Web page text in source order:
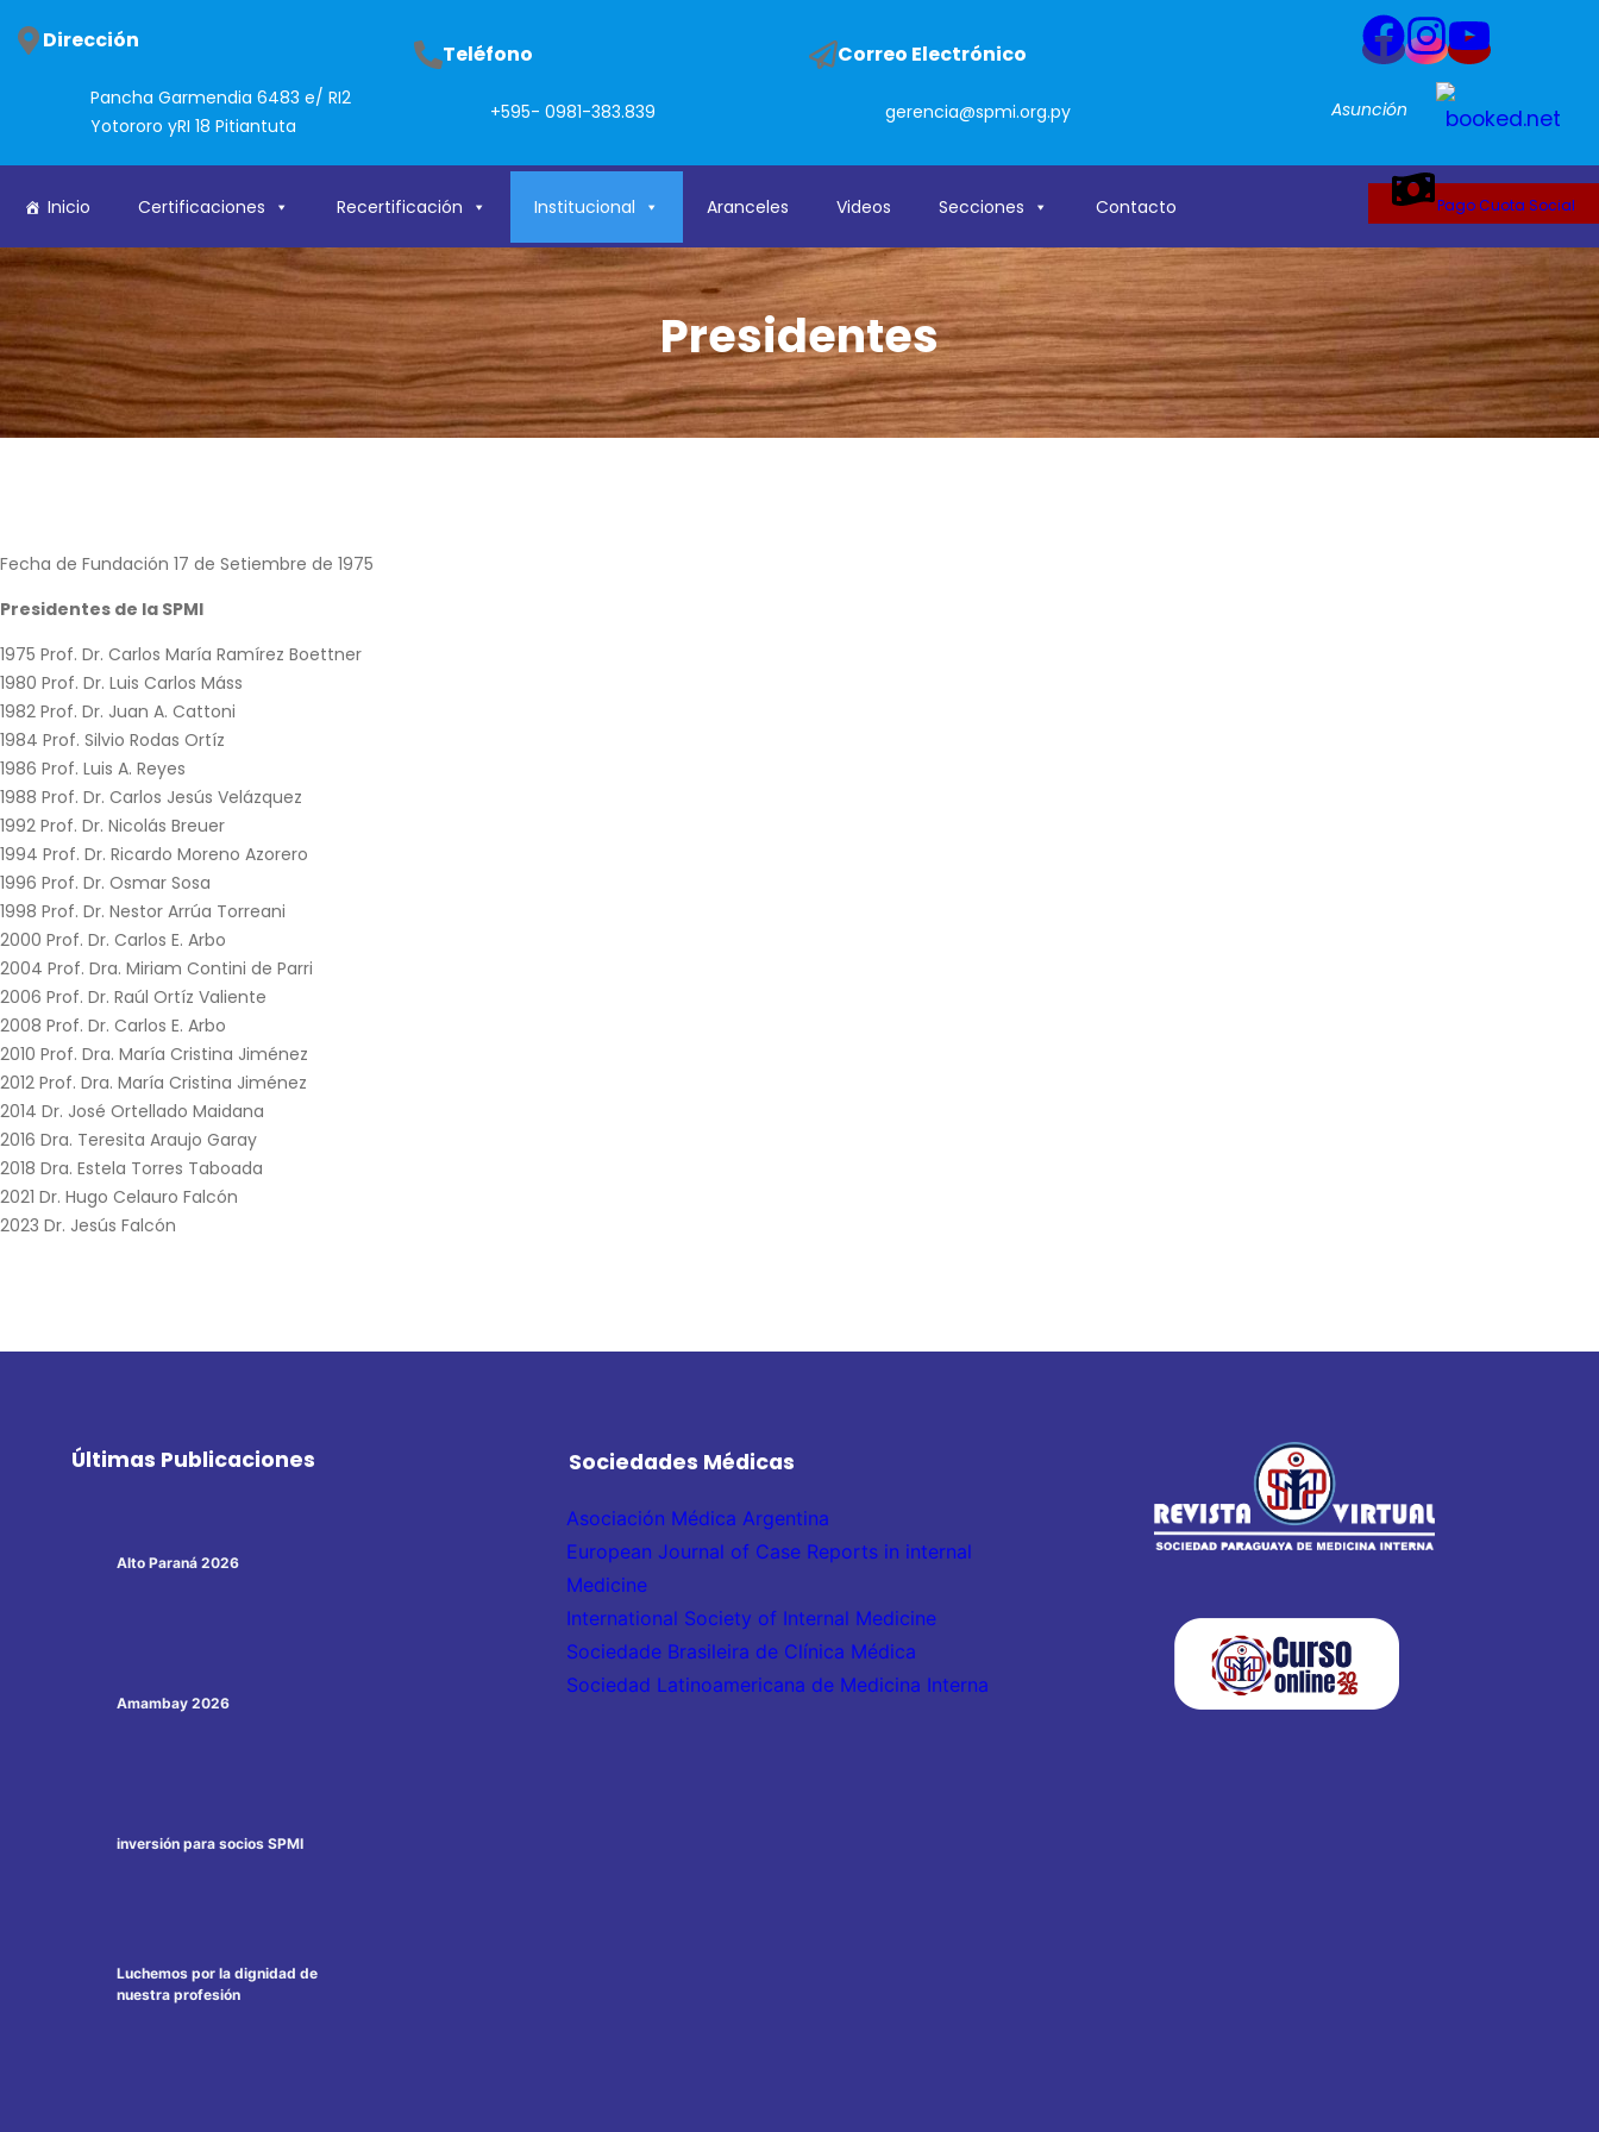
contenido
Dirección
Pancha Garmendia 6483 e/ RI2
Yotororo yRI 18 Pitiantuta
Teléfono
+595- 0981-383.839
Correo Electrónico
gerencia@spmi.org.py Asunción
Inicio Certificaciones Recertificación Institucional Aranceles Videos Secciones Contacto Pago Cuota Social
Presidentes
Fecha de Fundación 17 de Setiembre de 1975
Presidentes de la SPMI
1975 Prof. Dr. Carlos María Ramírez Boettner
1980 Prof. Dr. Luis Carlos Máss
1982 Prof. Dr. Juan A. Cattoni
1984 Prof. Silvio Rodas Ortíz
1986 Prof. Luis A. Reyes
1988 Prof. Dr. Carlos Jesús Velázquez
1992 Prof. Dr. Nicolás Breuer
1994 Prof. Dr. Ricardo Moreno Azorero
1996 Prof. Dr. Osmar Sosa
1998 Prof. Dr. Nestor Arrúa Torreani
2000 Prof. Dr. Carlos E. Arbo
2004 Prof. Dra. Miriam Contini de Parri
2006 Prof. Dr. Raúl Ortíz Valiente
2008 Prof. Dr. Carlos E. Arbo
2010 Prof. Dra. María Cristina Jiménez
2012 Prof. Dra. María Cristina Jiménez
2014 Dr. José Ortellado Maidana
2016 Dra. Teresita Araujo Garay
2018 Dra. Estela Torres Taboada
2021 Dr. Hugo Celauro Falcón
2023 Dr. Jesús Falcón
Últimas Publicaciones
Alto Paraná 2026
Amambay 2026
inversión para socios SPMI
Luchemos por la dignidad de
nuestra profesión
Sociedades Médicas
Asociación Médica Argentina
European Journal of Case Reports in internal
Medicine
International Society of Internal Medicine
Sociedade Brasileira de Clínica Médica
Sociedad Latinoamericana de Medicina Interna